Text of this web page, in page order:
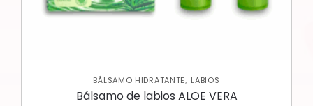
BÁLSAMO HIDRATANTE, LABIOS
Bálsamo de labios ALOE VERA